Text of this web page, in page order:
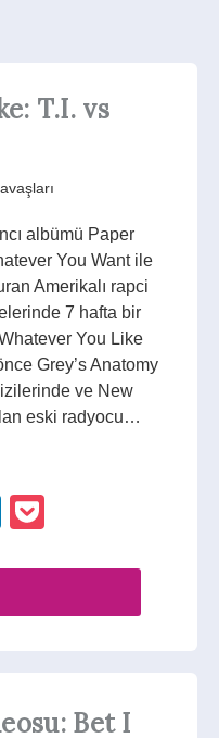
T.I. vs
albümü Paper
You Want ile
Amerikalı rapci
7 hafta bir
You Like
Grey’s Anatomy
ve New
eski radyocu…
LinkedIn
Bet I